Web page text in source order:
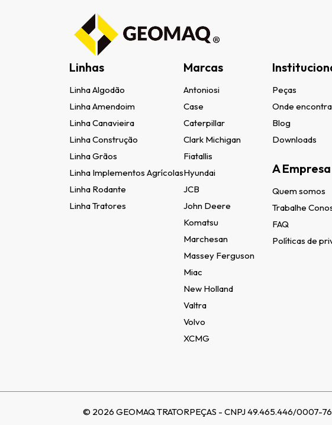
Linhas
Linha Algodão
Linha Amendoim
Linha Canavieira
Linha Construção
Linha Grãos
Linha Implementos Agrícolas
Linha Rodante
Linha Tratores
Marcas
Antoniosi
Case
Caterpillar
Clark Michigan
Fiatallis
Hyundai
JCB
John Deere
Komatsu
Marchesan
Massey Ferguson
Miac
New Holland
Valtra
Volvo
XCMG
Peças
Onde
Blog
Downloads
A Empresa
Quem somos
Trabalhe
FAQ
Políticas de
© 2026 GEOMAQ TRATORPEÇAS - CNPJ 49.465.446/0007-